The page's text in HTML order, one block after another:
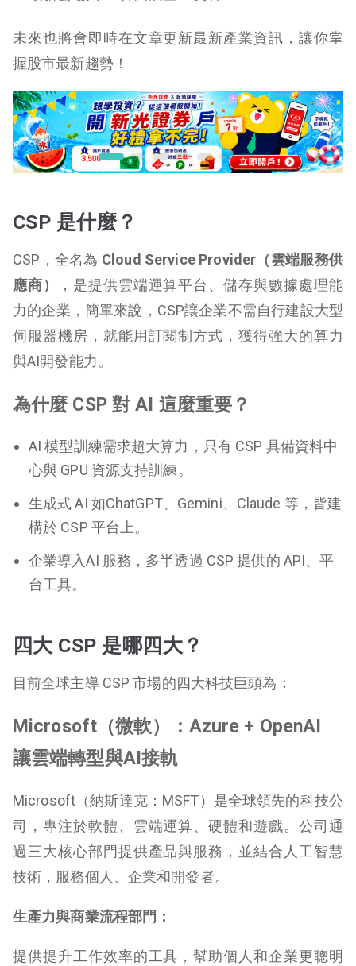
未來也將會即時在文章更新最新產業資訊，讓你掌
握股市最新趨勢！
CSP 是什麼？
CSP，全名為 Cloud Service Provider（雲端服務供
應商）
，是提供雲端運算平台、儲存與數據處理能
力的企業，簡單來說，CSP讓企業不需自行建設大型
伺服器機房，就能用訂閱制方式，獲得強大的算力
與AI開發能力。
為什麼 CSP 對 AI 這麼重要？
AI 模型訓練需求超大算力，只有 CSP 具備資料中
心與 GPU 資源支持訓練。
生成式 AI 如ChatGPT、Gemini、Claude 等，皆建
構於 CSP 平台上。
企業導入AI 服務，多半透過 CSP 提供的 API、平
台工具。
四大 CSP 是哪四大？
目前全球主導 CSP 市場的四大科技巨頭為：
Microsoft（微軟）：Azure + OpenAI
讓雲端轉型與AI接軌
Microsoft（納斯達克：MSFT）是全球領先的科技公
司，專注於軟體、雲端運算、硬體和遊戲。公司通
過三大核心部門提供產品與服務，並結合人工智慧
技術，服務個人、企業和開發者。
生產力與商業流程部門：
提供提升工作效率的工具，幫助個人和企業更聰明